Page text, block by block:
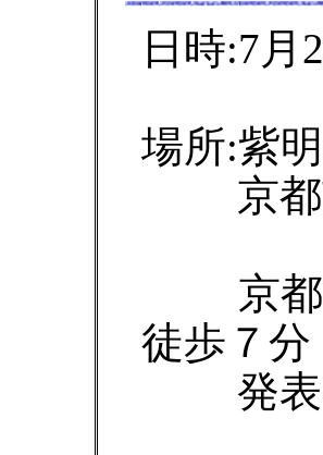
日時:7月
場所:紫
京都市
京都市
徒歩７分
発表